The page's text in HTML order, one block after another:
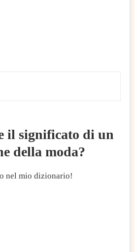
il significato di un
della moda?
nel mio dizionario!